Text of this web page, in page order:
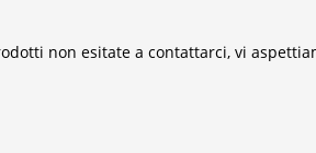
non esitate a contattarci, vi